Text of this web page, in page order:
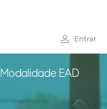
Entrar
Modalidade EAD